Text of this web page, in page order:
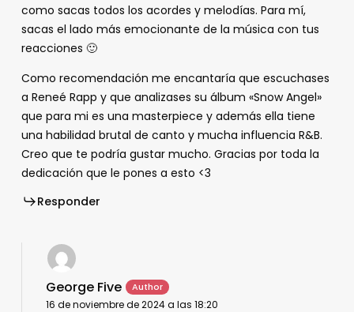
como sacas todos los acordes y melodías. Para mí,
sacas el lado más emocionante de la música con tus
reacciones 🙂
Como recomendación me encantaría que escuchases
a Reneé Rapp y que analizases su álbum «Snow Angel»
que para mi es una masterpiece y además ella tiene
una habilidad brutal de canto y mucha influencia R&B.
Creo que te podría gustar mucho. Gracias por toda la
dedicación que le pones a esto <3
Responder
George Five
16 de noviembre de 2024 a las 18:20